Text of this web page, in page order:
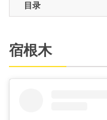
目录
宿根木